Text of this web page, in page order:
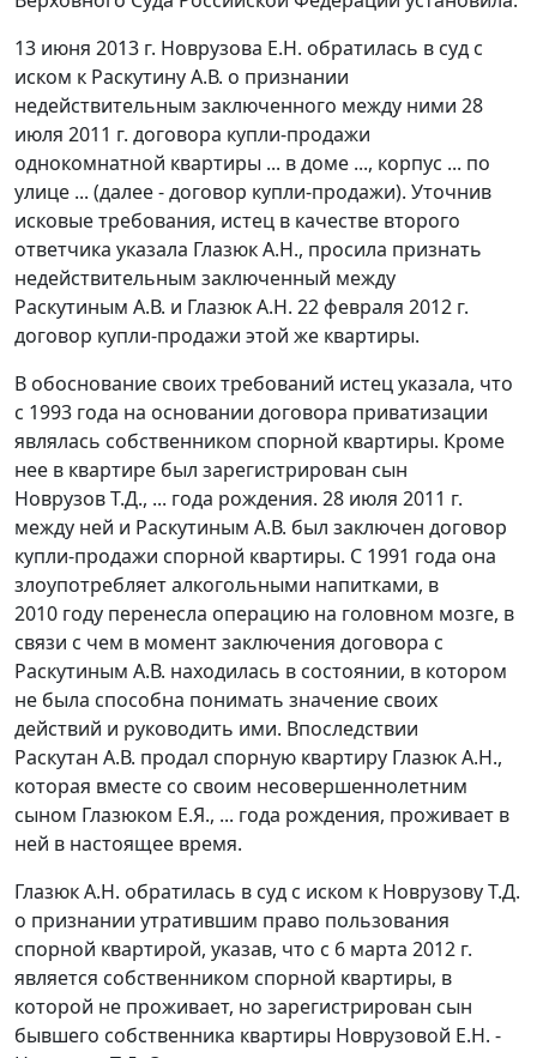
13 июня 2013 г. Новрузова Е.Н. обратилась в суд с
иском к Раскутину А.В. о признании
недействительным заключенного между ними 28
июля 2011 г. договора купли-продажи
однокомнатной квартиры ... в доме ..., корпус ... по
улице ... (далее - договор купли-продажи). Уточнив
исковые требования, истец в качестве второго
ответчика указала Глазюк А.Н., просила признать
недействительным заключенный между
Раскутиным А.В. и Глазюк А.Н. 22 февраля 2012 г.
договор купли-продажи этой же квартиры.
В обоснование своих требований истец указала, что
с 1993 года на основании договора приватизации
являлась собственником спорной квартиры. Кроме
нее в квартире был зарегистрирован сын
Новрузов Т.Д., ... года рождения. 28 июля 2011 г.
между ней и Раскутиным А.В. был заключен договор
купли-продажи спорной квартиры. С 1991 года она
злоупотребляет алкогольными напитками, в
2010 году перенесла операцию на головном мозге, в
связи с чем в момент заключения договора с
Раскутиным А.В. находилась в состоянии, в котором
не была способна понимать значение своих
действий и руководить ими. Впоследствии
Раскутан А.В. продал спорную квартиру Глазюк А.Н.,
которая вместе со своим несовершеннолетним
сыном Глазюком Е.Я., ... года рождения, проживает в
ней в настоящее время.
Глазюк А.Н. обратилась в суд с иском к Новрузову Т.Д.
о признании утратившим право пользования
спорной квартирой, указав, что с 6 марта 2012 г.
является собственником спорной квартиры, в
которой не проживает, но зарегистрирован сын
бывшего собственника квартиры Новрузовой Е.Н. -